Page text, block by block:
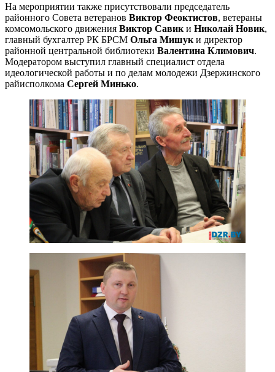
На мероприятии также присутствовали председатель
районного Совета ветеранов Виктор Феоктистов, ветераны
комсомольского движения Виктор Савик и Николай Новик,
главный бухгалтер РК БРСМ Ольга Мишук и директор
районной центральной библиотеки Валентина Климович.
Модератором выступил главный специалист отдела
идеологической работы и по делам молодежи Дзержинского
райисполкома Сергей Минько.